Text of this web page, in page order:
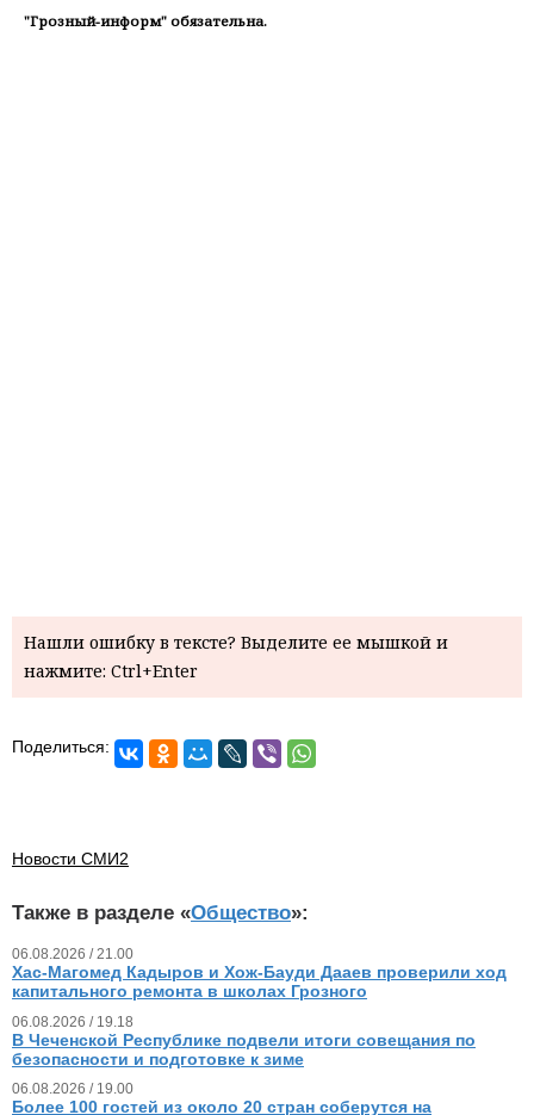
"Грозный-информ" обязательна.
Нашли ошибку в тексте? Выделите ее мышкой и
нажмите: Ctrl+Enter
Поделиться:
Новости СМИ2
Также в разделе «Общество»:
06.08.2026 / 21.00
Хас-Магомед Кадыров и Хож-Бауди Дааев проверили ход
капитального ремонта в школах Грозного
06.08.2026 / 19.18
В Чеченской Республике подвели итоги совещания по
безопасности и подготовке к зиме
06.08.2026 / 19.00
Более 100 гостей из около 20 стран соберутся на